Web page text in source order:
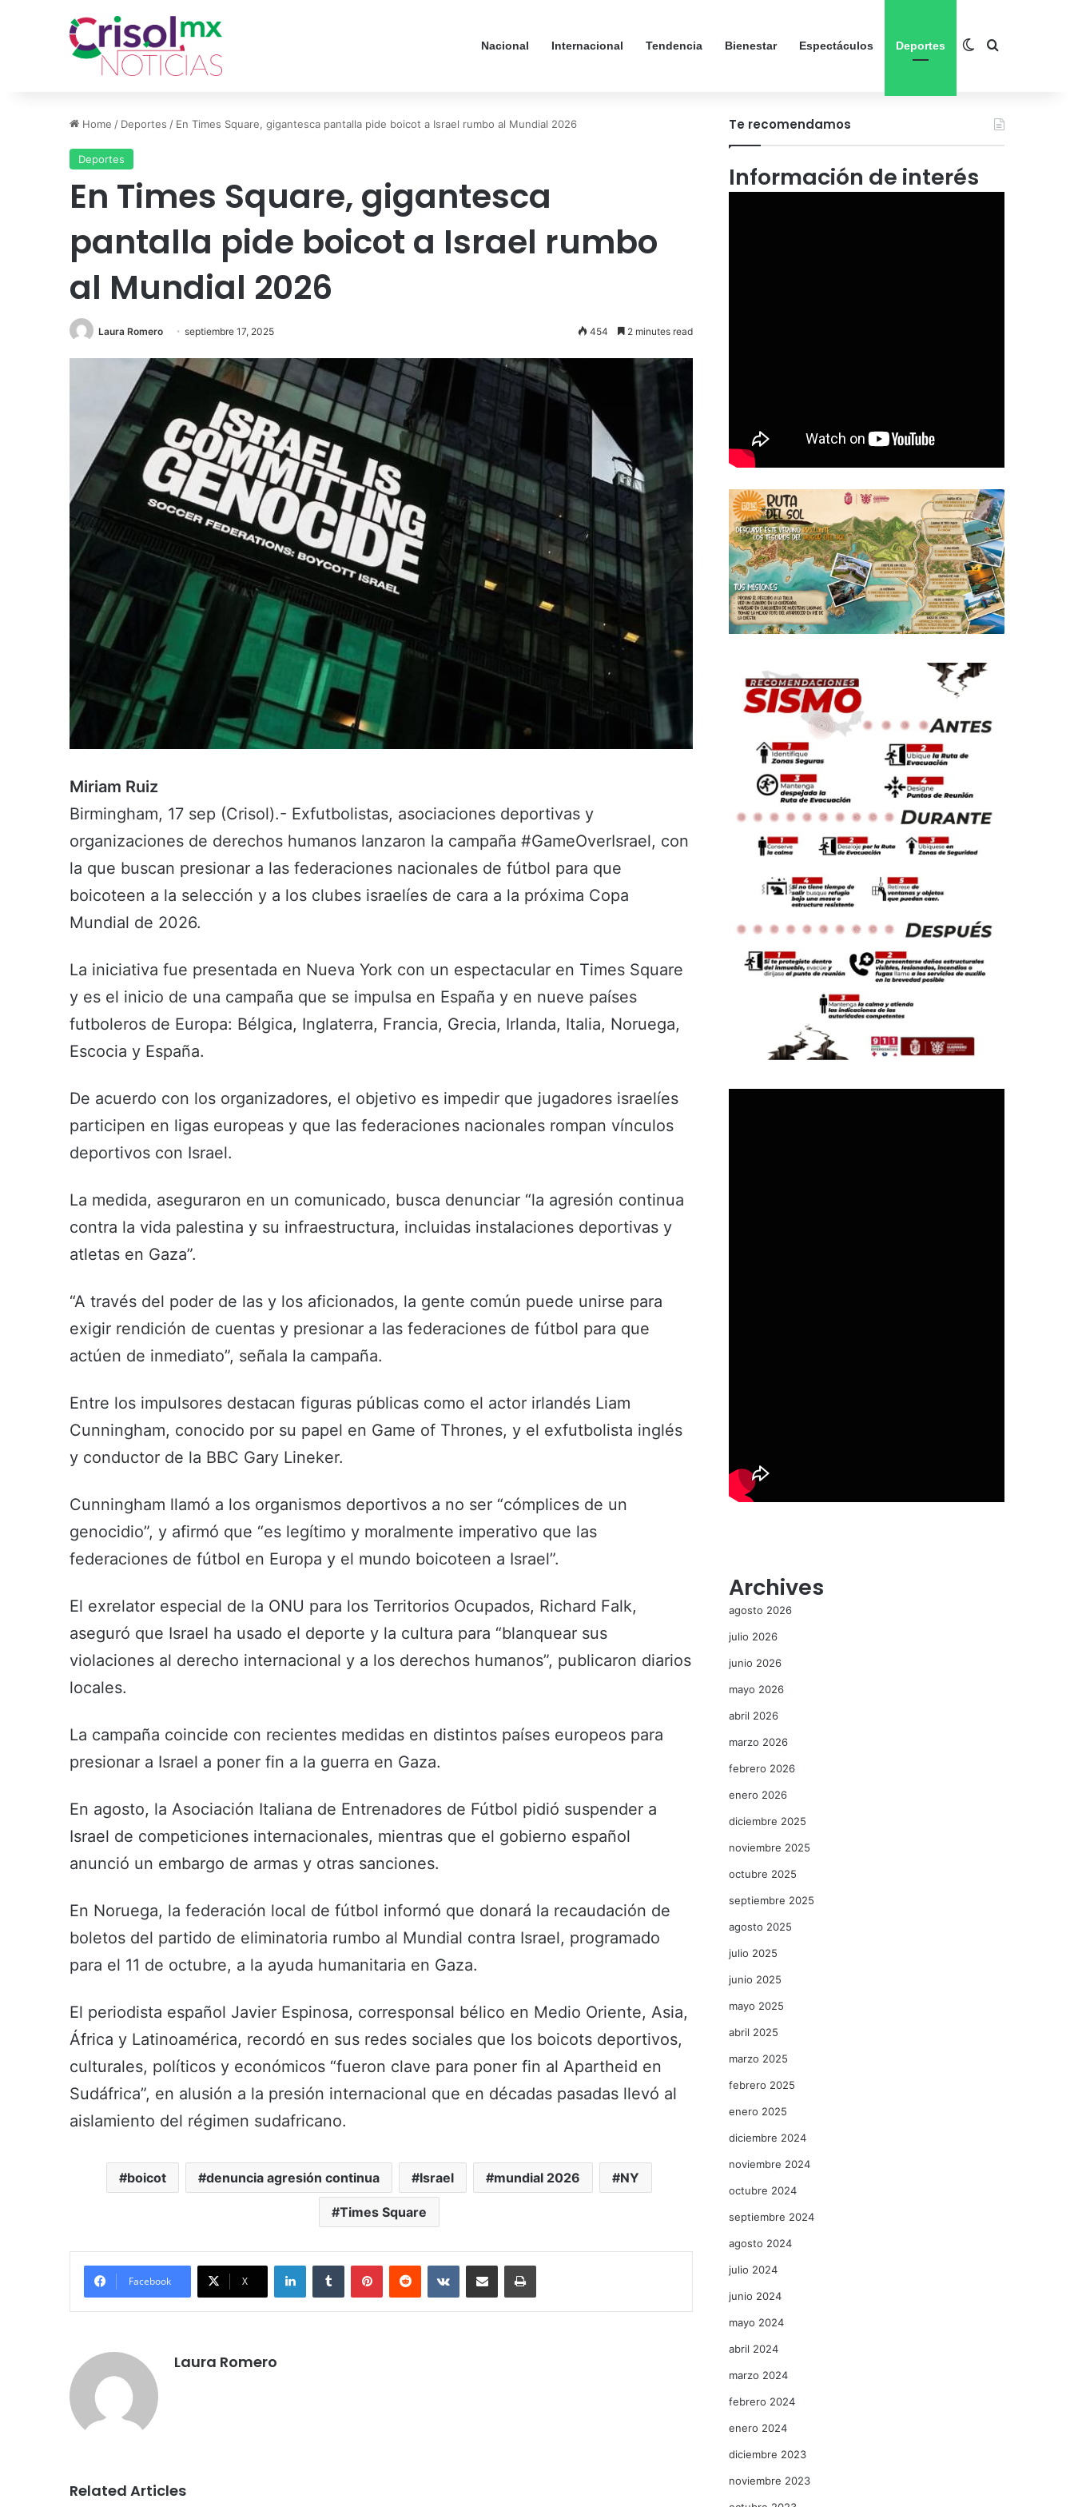
Nacional Internacional Tendencia Bienestar Espectáculos Deportes Switch skin
Search for
Home / Deportes / En Times Square, gigantesca pantalla pide boicot a Israel rumbo al Mundial 2026
Deportes
En Times Square, gigantesca
pantalla pide boicot a Israel rumbo
al Mundial 2026
Laura Romero septiembre 17, 2025 454 2 minutes read
Miriam Ruiz
Birmingham, 17 sep (Crisol).- Exfutbolistas, asociaciones deportivas y
organizaciones de derechos humanos lanzaron la campaña #GameOverIsrael, con
la que buscan presionar a las federaciones nacionales de fútbol para que
boicoteen a la selección y a los clubes israelíes de cara a la próxima Copa
Mundial de 2026.
La iniciativa fue presentada en Nueva York con un espectacular en Times Square
y es el inicio de una campaña que se impulsa en España y en nueve países
futboleros de Europa: Bélgica, Inglaterra, Francia, Grecia, Irlanda, Italia, Noruega,
Escocia y España.
De acuerdo con los organizadores, el objetivo es impedir que jugadores israelíes
participen en ligas europeas y que las federaciones nacionales rompan vínculos
deportivos con Israel.
La medida, aseguraron en un comunicado, busca denunciar “la agresión continua
contra la vida palestina y su infraestructura, incluidas instalaciones deportivas y
atletas en Gaza”.
“A través del poder de las y los aficionados, la gente común puede unirse para
exigir rendición de cuentas y presionar a las federaciones de fútbol para que
actúen de inmediato”, señala la campaña.
Entre los impulsores destacan figuras públicas como el actor irlandés Liam
Cunningham, conocido por su papel en Game of Thrones, y el exfutbolista inglés
y conductor de la BBC Gary Lineker.
Cunningham llamó a los organismos deportivos a no ser “cómplices de un
genocidio”, y afirmó que “es legítimo y moralmente imperativo que las
federaciones de fútbol en Europa y el mundo boicoteen a Israel”.
El exrelator especial de la ONU para los Territorios Ocupados, Richard Falk,
aseguró que Israel ha usado el deporte y la cultura para “blanquear sus
violaciones al derecho internacional y a los derechos humanos”, publicaron diarios
locales.
La campaña coincide con recientes medidas en distintos países europeos para
presionar a Israel a poner fin a la guerra en Gaza.
En agosto, la Asociación Italiana de Entrenadores de Fútbol pidió suspender a
Israel de competiciones internacionales, mientras que el gobierno español
anunció un embargo de armas y otras sanciones.
En Noruega, la federación local de fútbol informó que donará la recaudación de
boletos del partido de eliminatoria rumbo al Mundial contra Israel, programado
para el 11 de octubre, a la ayuda humanitaria en Gaza.
El periodista español Javier Espinosa, corresponsal bélico en Medio Oriente, Asia,
África y Latinoamérica, recordó en sus redes sociales que los boicots deportivos,
culturales, políticos y económicos “fueron clave para poner fin al Apartheid en
Sudáfrica”, en alusión a la presión internacional que en décadas pasadas llevó al
aislamiento del régimen sudafricano.
boicot denuncia agresión continua Israel mundial 2026 NY
Times Square
Facebook X
LinkedInTumblr PinterestReddit VKontakteShare via Email Print
Laura Romero
Related Articles
Te recomendamos
Información de interés
Archives
agosto 2026
julio 2026
junio 2026
mayo 2026
abril 2026
marzo 2026
febrero 2026
enero 2026
diciembre 2025
noviembre 2025
octubre 2025
septiembre 2025
agosto 2025
julio 2025
junio 2025
mayo 2025
abril 2025
marzo 2025
febrero 2025
enero 2025
diciembre 2024
noviembre 2024
octubre 2024
septiembre 2024
agosto 2024
julio 2024
junio 2024
mayo 2024
abril 2024
marzo 2024
febrero 2024
enero 2024
diciembre 2023
noviembre 2023